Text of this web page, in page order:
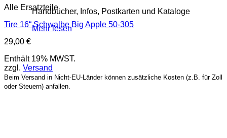
Handbücher, Infos, Postkarten und Kataloge
Mehr lesen
Alle Ersatzteile
Tire 16“ Schwalbe Big Apple 50-305
29,00 €
Enthält 19% MWST.
zzgl. Versand
Beim Versand in Nicht-EU-Länder können zusätzliche Kosten (z.B. für Zoll
oder Steuern) anfallen.